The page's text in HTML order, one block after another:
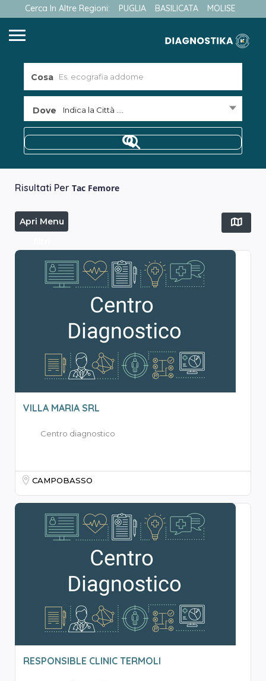
Cerca In Altre Regioni: PUGLIA BASILICATA MOLISE
Cosa
Dove Indica la Città ....
Risultati Per Tac Femore
Apri Menu
VILLA MARIA SRL
Centro diagnostico
CAMPOBASSO
RESPONSIBLE CLINIC TERMOLI